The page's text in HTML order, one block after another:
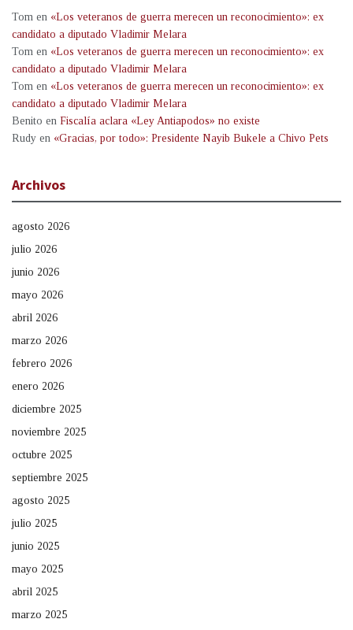
Tom en «Los veteranos de guerra merecen un reconocimiento»: ex
candidato a diputado Vladimir Melara
Tom en «Los veteranos de guerra merecen un reconocimiento»: ex
candidato a diputado Vladimir Melara
Tom en «Los veteranos de guerra merecen un reconocimiento»: ex
candidato a diputado Vladimir Melara
Benito en Fiscalía aclara «Ley Antiapodos» no existe
Rudy en «Gracias, por todo»: Presidente Nayib Bukele a Chivo Pets
Archivos
agosto 2026
julio 2026
junio 2026
mayo 2026
abril 2026
marzo 2026
febrero 2026
enero 2026
diciembre 2025
noviembre 2025
octubre 2025
septiembre 2025
agosto 2025
julio 2025
junio 2025
mayo 2025
abril 2025
marzo 2025